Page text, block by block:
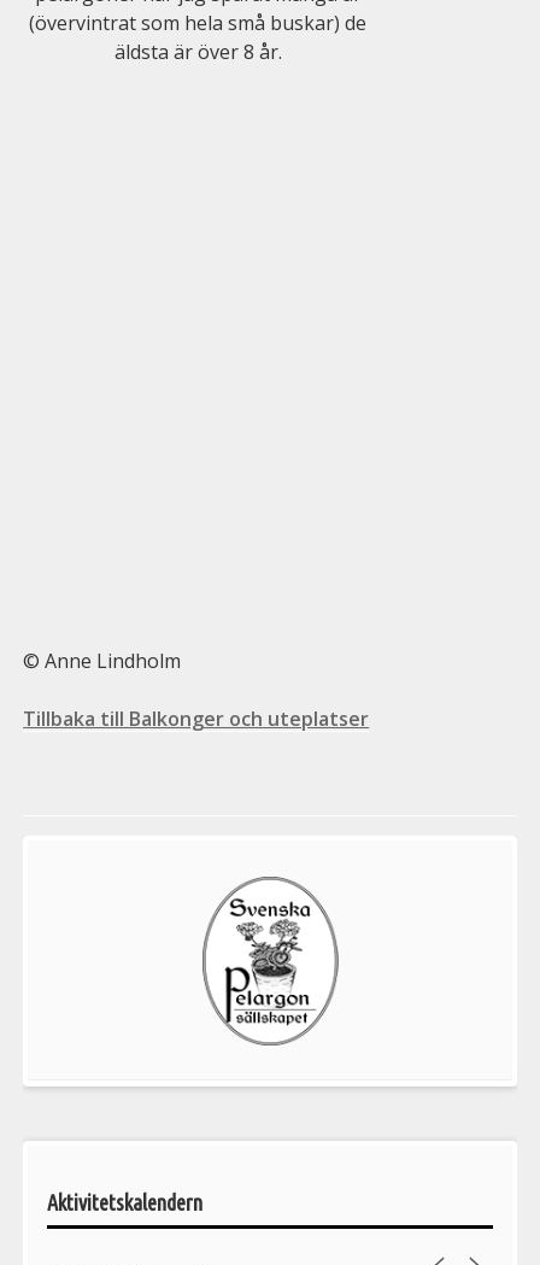
(övervintrat som hela små buskar) de
äldsta är över 8 år.
© Anne Lindholm
Tillbaka till Balkonger och uteplatser
Pelargonsällskapets
Aktivitetskalendern